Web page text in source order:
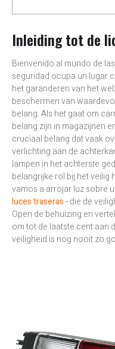
Inleiding tot de
Bienvenido al mundo de
seguridad ocupa un lugar
het garanderen van het
beschermen van
belang. Als het gaat om
belang zijn in magazijnen
cruciaal belang dat vaak
verlichting aan de
lampen in het achterste
belangrijke rol bij het veilig
vamos a arrojar luz sobre
luces traseras- die de
Open de behuizing en
om tot de laatste cent aan
veiligheid is nog nooit zo